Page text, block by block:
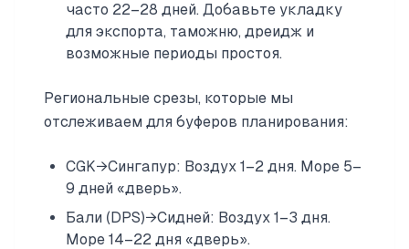
часто 22–28 дней. Добавьте укладку
для экспорта, таможню, дреидж и
возможные периоды простоя.
Региональные срезы, которые мы
отслеживаем для буферов планирования:
CGK→Сингапур: Воздух 1–2 дня. Море 5–
9 дней «дверь».
Бали (DPS)→Сидней: Воздух 1–3 дня.
Море 14–22 дня «дверь».